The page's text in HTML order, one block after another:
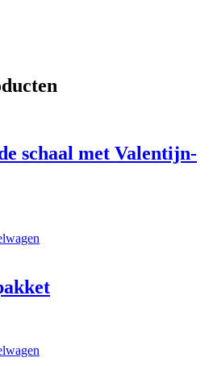
schaal met Valentijn-